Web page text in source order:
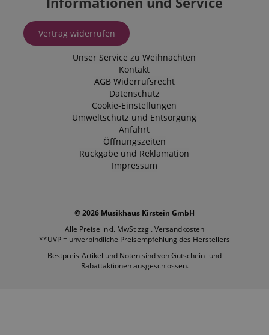
Vertrag widerrufen
Unser Service zu Weihnachten
Kontakt
AGB Widerrufsrecht
Datenschutz
Cookie-Einstellungen
Umweltschutz und Entsorgung
Anfahrt
Öffnungszeiten
Rückgabe und Reklamation
Impressum
© 2026 Musikhaus Kirstein GmbH
Alle Preise inkl. MwSt zzgl. Versandkosten
**UVP = unverbindliche Preisempfehlung des Herstellers
Bestpreis-Artikel und Noten sind von Gutschein- und
Rabattaktionen ausgeschlossen.